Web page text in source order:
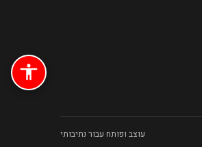
עוצב ופותח עבור נתיבותי